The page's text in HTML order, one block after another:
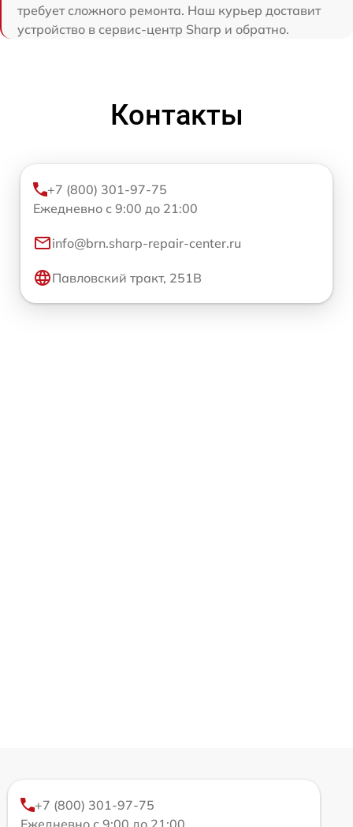
требует сложного ремонта. Наш курьер доставит
устройство в сервис-центр Sharp и обратно.
Контакты
+7 (800) 301-97-75
Ежедневно с 9:00 до 21:00
info@brn.sharp-repair-center.ru
Павловский тракт, 251В
+7 (800) 301-97-75
Ежедневно с 9:00 до 21:00